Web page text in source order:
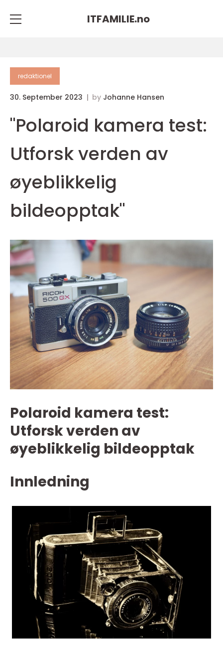
ITFAMILIE.no
redaktionel
30. September 2023 by Johanne Hansen
"Polaroid kamera test:
Utforsk verden av
øyeblikkelig
bildeopptak"
Polaroid kamera test:
Utforsk verden av
øyeblikkelig bildeopptak
Innledning